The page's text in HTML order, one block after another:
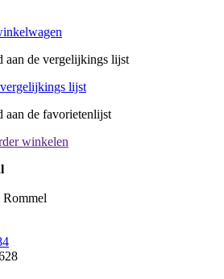
aan de vergelijkings lijst
lijst
aan de favorietenlijst
winkelen